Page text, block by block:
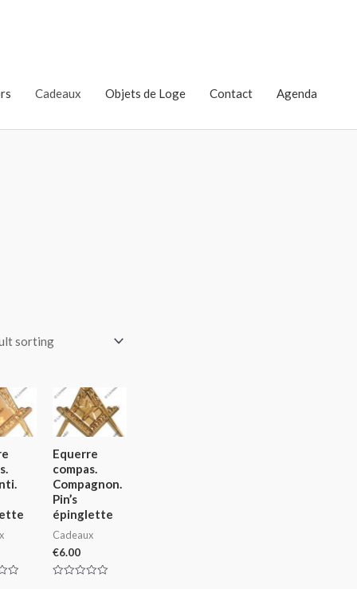
Cadeaux Objets de Loge Contact Agenda
Equerre
compas.
Compagnon.
Pin’s
épinglette
Cadeaux
€6.00